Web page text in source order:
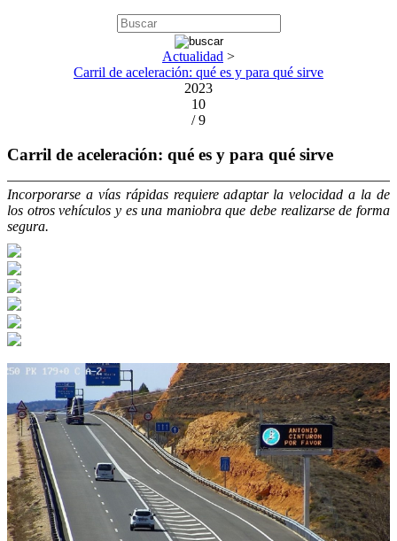
Actualidad >
Carril de aceleración: qué es y para qué sirve
2023
10
/ 9
Carril de aceleración: qué es y para qué sirve
Incorporarse a vías rápidas requiere adaptar la velocidad a la de
los otros vehículos y es una maniobra que debe realizarse de forma
segura.